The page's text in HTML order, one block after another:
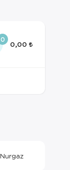
0
0,00
Nurgaz